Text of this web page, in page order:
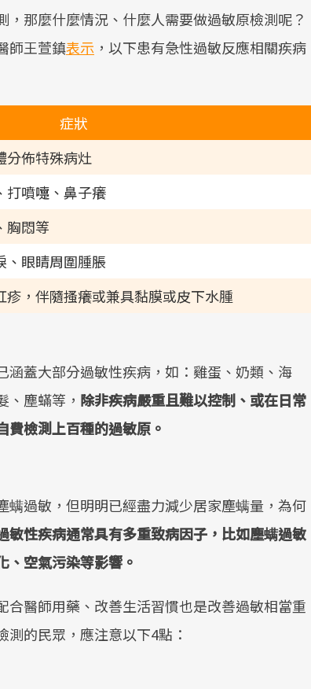
那麼什麼情況、什麼人需要做過敏原檢測呢？
師王萱鎮表示 ，以下患有急性過敏反應相關疾病
症狀
分佈特殊病灶
打噴嚏、鼻子癢
胸悶等
、眼睛周圍腫脹
，伴隨搔癢或兼具黏膜或皮下水腫
蓋大部分過敏性疾病，如：雞蛋、奶類、海
、塵蟎等， 除非疾病嚴重且難以控制、或在日常
檢測上百種的過敏原。
過敏，但明明已經盡力減少居家塵螨量，為何
敏性疾病通常具有多重致病因子，比如塵螨過敏
、空氣污染等影響。
醫師用藥、改善生活習慣也是改善過敏相當重
的民眾，應注意以下4點：